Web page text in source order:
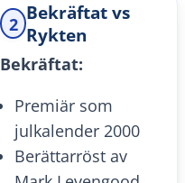
2 Bekräftat vs
Rykten
Bekräftat:
Premiär som
julkalender 2000
Berättarröst av